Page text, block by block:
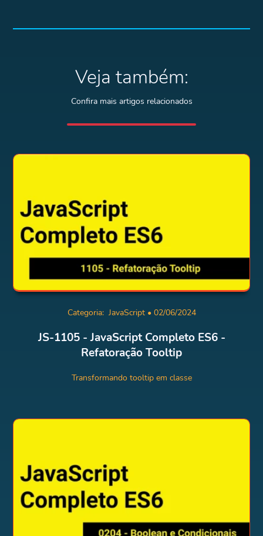
Veja também:
Confira mais artigos relacionados
Categoria: JavaScript• 02/06/2024
JS-1105 - JavaScript Completo ES6 -
Refatoração Tooltip
Transformando tooltip em classe